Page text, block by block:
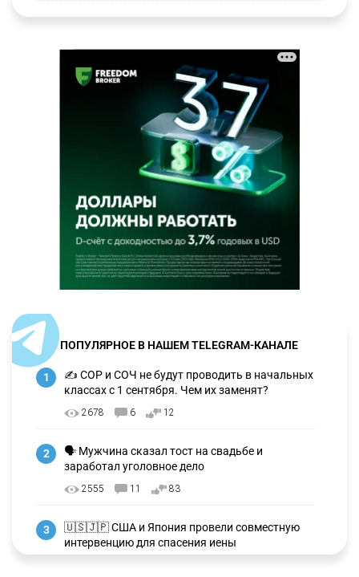
ПОПУЛЯРНОЕ В НАШЕМ TELEGRAM-КАНАЛЕ
1
✍️ СОР и СОЧ не будут проводить в начальных
классах с 1 сентября. Чем их заменят?
2678 6 12
2
🗣 Мужчина сказал тост на свадьбе и
заработал уголовное дело
2555 11 83
3
🇺🇸🇯🇵 США и Япония провели совместную
интервенцию для спасения иены